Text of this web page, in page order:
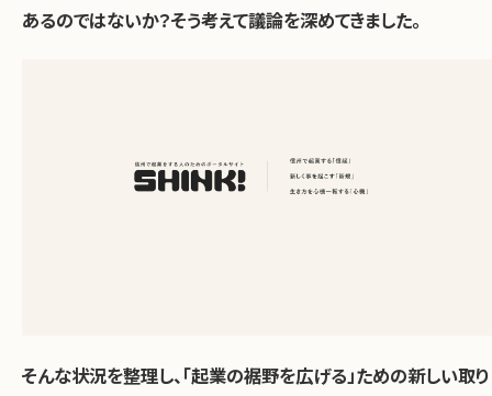
あるのではないか？そう考えて議論を深めてきました。
そんな状況を整理し、「起業の裾野を広げる」ための新しい取り